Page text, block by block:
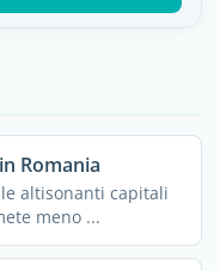
Romania
altisonanti capitali
meno ...